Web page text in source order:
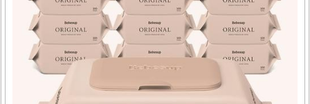
큰 자산이 될 수 있다는 희망적인 메시지를 담고 있답니다. 저
금통이 점점 가득 차는 과정은 노력의 결과와 성장을 보여주
는 대변인이에요. 또한, 현재 경제적 상황에 대한..